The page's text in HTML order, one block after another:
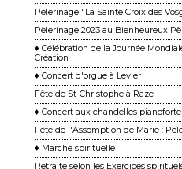
Pèlerinage "La Sainte Croix des
Pèlerinage 2023 au Bienheureux
♦ Célébration de la Journée
Création
♦ Concert d'orgue à Levier
Fête de St-Christophe à Raze
♦ Concert aux chandelles
Fête de l'Assomption de Marie :
♦ Marche spirituelle
Retraite selon les Exercices